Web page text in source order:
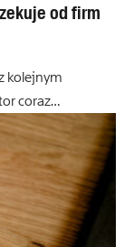
od firm
kolejnym
coraz…